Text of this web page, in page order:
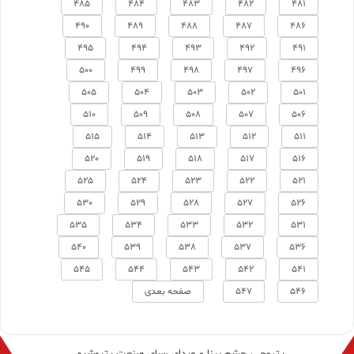
481
482
483
484
485
486
487
488
489
490
491
492
493
494
495
496
497
498
499
500
501
502
503
504
505
506
507
508
509
510
511
512
513
514
515
516
517
518
519
520
521
522
523
524
525
526
527
528
529
530
531
532
533
534
535
536
537
538
539
540
541
542
543
544
545
546
547 صفحه بعدی